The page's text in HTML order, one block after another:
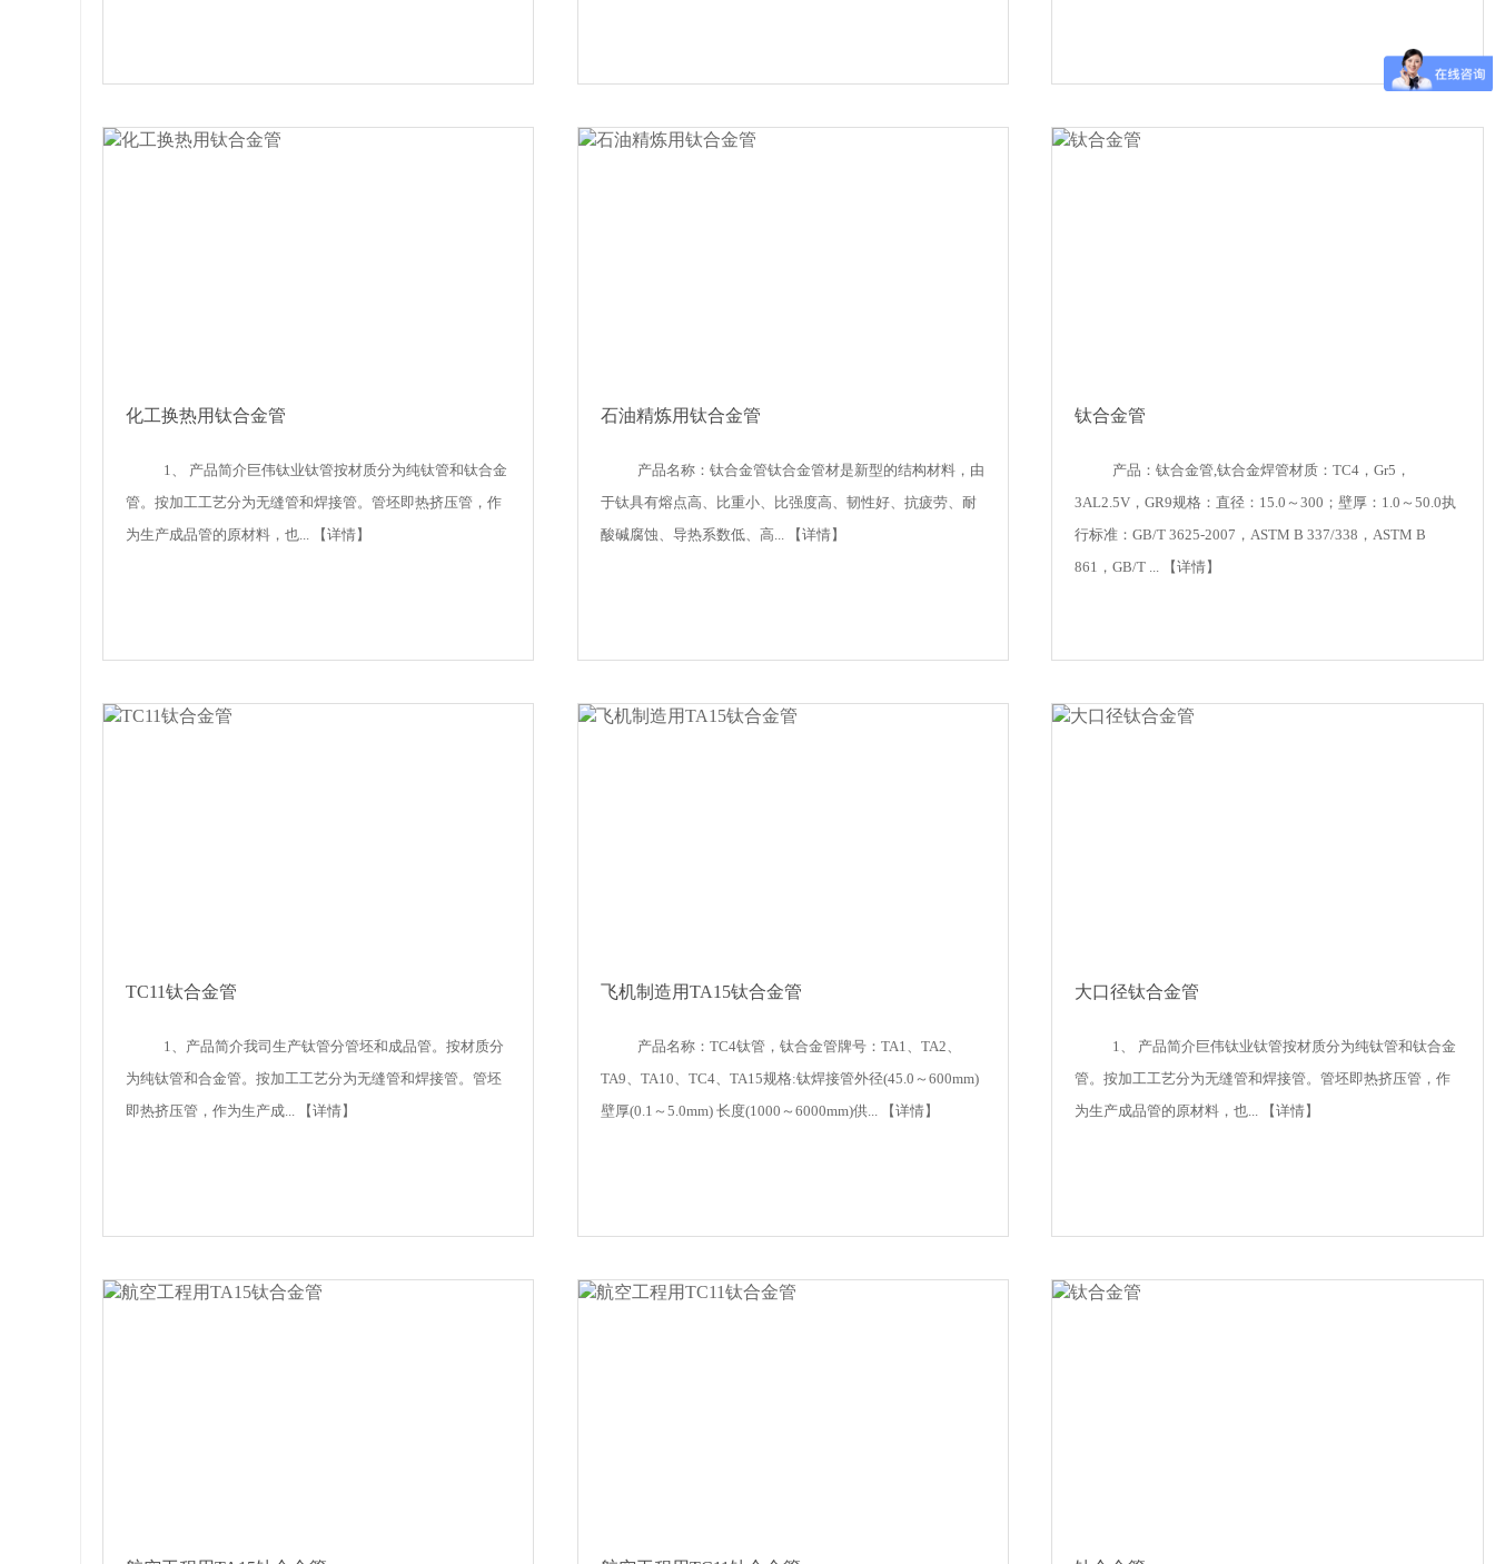
化工换热用钛合金管
1、 产品简介巨伟钛业钛管按材质分为纯钛管和钛合金
管。按加工工艺分为无缝管和焊接管。管坯即热挤压管，作
为生产成品管的原材料，也...
【详情】
石油精炼用钛合金管
产品名称：钛合金管钛合金管材是新型的结构材料，由
于钛具有熔点高、比重小、比强度高、韧性好、抗疲劳、耐
酸碱腐蚀、导热系数低、高...
【详情】
钛合金管
产品：钛合金管,钛合金焊管材质：TC4，Gr5，
3AL2.5V，GR9规格：直径：15.0～300；壁厚：1.0～50.0执
行标准：GB/T 3625-2007，ASTM B 337/338，ASTM B
861，GB/T ...
【详情】
TC11钛合金管
1、产品简介我司生产钛管分管坯和成品管。按材质分
为纯钛管和合金管。按加工工艺分为无缝管和焊接管。管坯
即热挤压管，作为生产成...
【详情】
飞机制造用TA15钛合金管
产品名称：TC4钛管，钛合金管牌号：TA1、TA2、
TA9、TA10、TC4、TA15规格:钛焊接管外径(45.0～600mm)
壁厚(0.1～5.0mm) 长度(1000～6000mm)供...
【详情】
大口径钛合金管
1、 产品简介巨伟钛业钛管按材质分为纯钛管和钛合金
管。按加工工艺分为无缝管和焊接管。管坯即热挤压管，作
为生产成品管的原材料，也...
【详情】